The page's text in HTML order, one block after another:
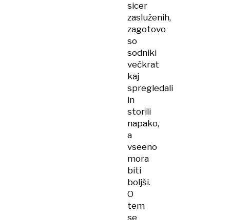
sicer
zasluženih,
zagotovo
so
sodniki
večkrat
kaj
spregledali
in
storili
napako,
a
vseeno
mora
biti
boljši.
O
tem
se